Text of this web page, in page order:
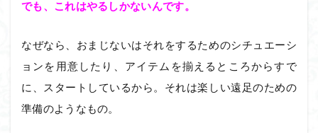
でも、これはやるしかないんです。
なぜなら、おまじないはそれをするためのシチュエーシ
ョンを用意したり、アイテムを揃えるところからすで
に、スタートしているから。それは楽しい遠足のための
準備のようなもの。